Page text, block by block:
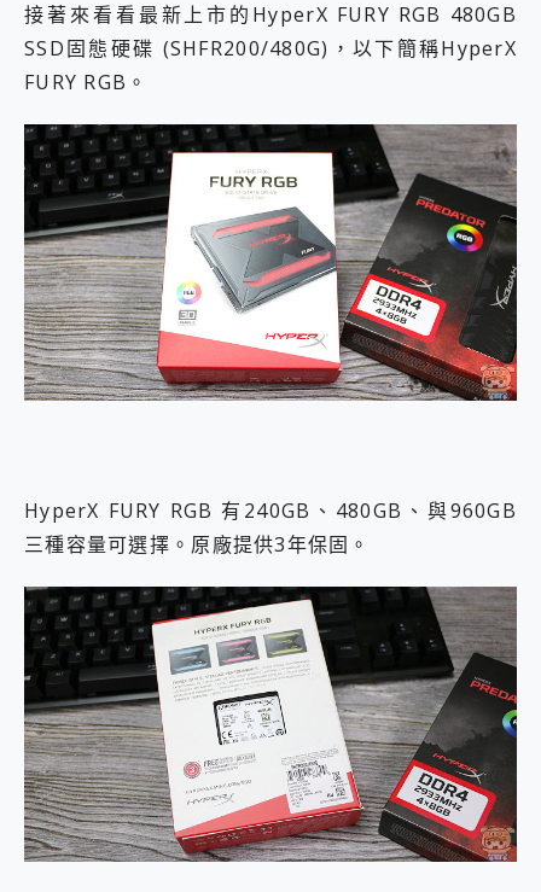
接著來看看最新上市的HyperX FURY RGB 480GB
SSD固態硬碟 (SHFR200/480G)，以下簡稱HyperX
FURY RGB。
HyperX FURY RGB 有240GB、480GB、與960GB
三種容量可選擇。原廠提供3年保固。